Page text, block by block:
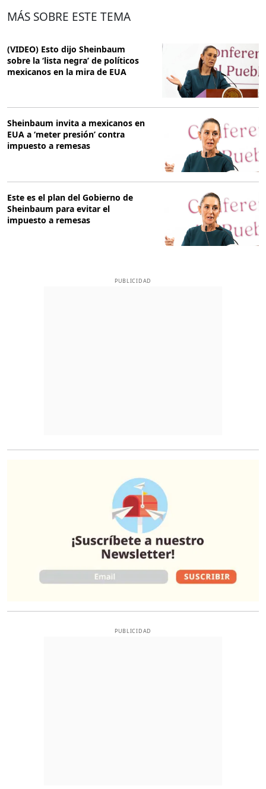
MÁS SOBRE ESTE TEMA
(VIDEO) Esto dijo Sheinbaum
sobre la ‘lista negra’ de políticos
mexicanos en la mira de EUA
Sheinbaum invita a mexicanos en
EUA a ‘meter presión’ contra
impuesto a remesas
Este es el plan del Gobierno de
Sheinbaum para evitar el
impuesto a remesas
PUBLICIDAD
PUBLICIDAD